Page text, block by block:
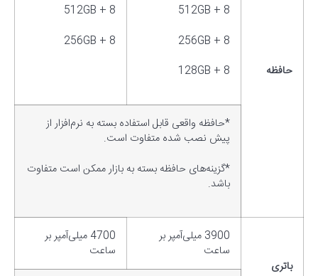
حافظه
8 + 512GB
8 + 256GB
8 + 128GB
8 + 512GB
8 + 256GB
*حافظه واقعی قابل استفاده بسته به نرم‌افزار از
پیش نصب ‌شده متفاوت است.
*گزینه‌های حافظه بسته به بازار ممکن است متفاوت
باشد.
باتری
3900 میلی‌آمپر بر
ساعت
4700 میلی‌آمپر بر
ساعت